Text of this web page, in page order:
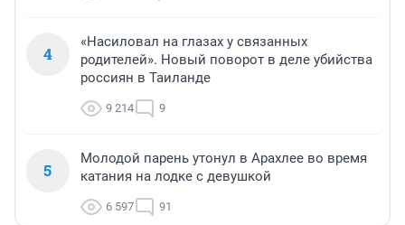
4
«Насиловал на глазах у связанных
родителей». Новый поворот в деле убийства
россиян в Таиланде
9 214 9
5
Молодой парень утонул в Арахлее во время
катания на лодке с девушкой
6 597 91